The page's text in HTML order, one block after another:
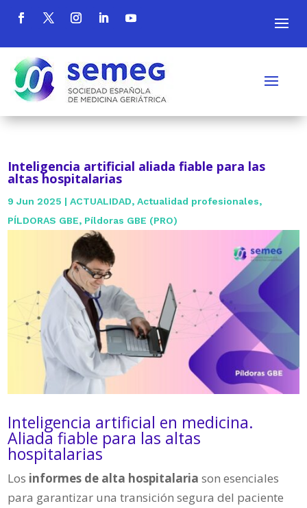
Inteligencia artificial aliada fiable para las
altas hospitalarias
9 Jun 2025 |ACTUALIDAD,Actualidad profesionales,
PÍLDORAS GBE, Píldoras GBE (PRO)
Inteligencia artificial en medicina.
Aliada fiable para las altas
hospitalarias
Los informes de alta hospitalaria son esenciales
para garantizar una transición segura del paciente